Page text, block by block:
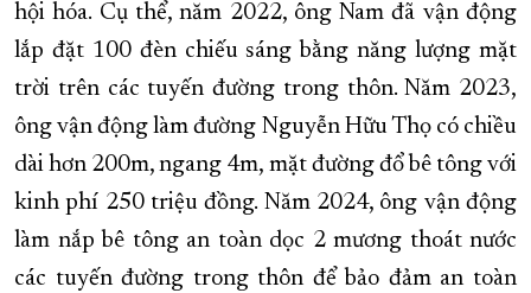
hội hóa. Cụ thể, năm 2022, ông Nam đã vận động
lắp đặt 100 đèn chiếu sáng bằng năng lượng mặt
trời trên các tuyến đường trong thôn. Năm 2023,
ông vận động làm đường Nguyễn Hữu Thọ có chiều
dài hơn 200m, ngang 4m, mặt đường đổ bê tông với
kinh phí 250 triệu đồng. Năm 2024, ông vận động
làm nắp bê tông an toàn dọc 2 mương thoát nước
các tuyến đường trong thôn để bảo đảm an toàn